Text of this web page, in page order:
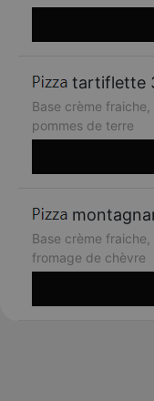
tartiflette
Base crème
pommes de terre
Base crème
fromage de chèvre